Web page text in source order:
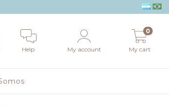
Help My account My cart
0